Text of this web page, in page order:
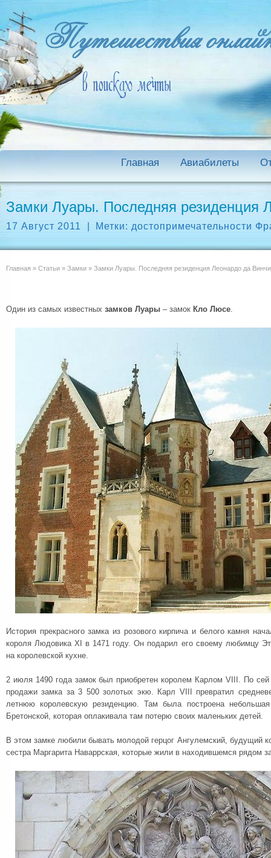
Главная Авиабилеты
Замки Луары. Последняя резиденция
17 Август 2011 Метки: достопримечательности
Главная » Статьи » Замки » Замки Луары. Последняя резиденция Леонардо да
Один из самых известных замков Луары – замок Кло Люсе.
История прекрасного замка из розового кирпича и белого камня
короля Людовика XI в 1471 году. Он подарил его своему любимцу
на королевской кухне.
2 июля 1490 года замок был приобретен королем Карлом VIII. По
продажи замка за 3 500 золотых экю. Карл VIII превратил
летнюю королевскую резиденцию. Там была построена
Бретонской, которая оплакивала там потерю своих маленьких детей.
В этом замке любили бывать молодой герцог Ангулемский, будущий
сестра Маргарита Наваррская, которые жили в находившемся рядом